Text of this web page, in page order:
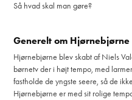
Så hvad skal man gøre?
Generelt om Hjørnebjørne
Hjørnebjørne blev skabt af Niels
børnetv der i højt tempo, med
fastholde de yngste seere, så de
Hjørnebjørne er med sit rolige